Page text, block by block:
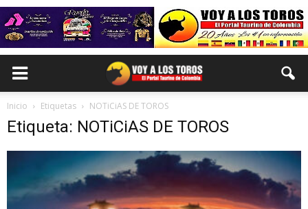
Inicio Etiquetas NOTiCiAS DE TOROS
Etiqueta: NOTiCiAS DE TOROS